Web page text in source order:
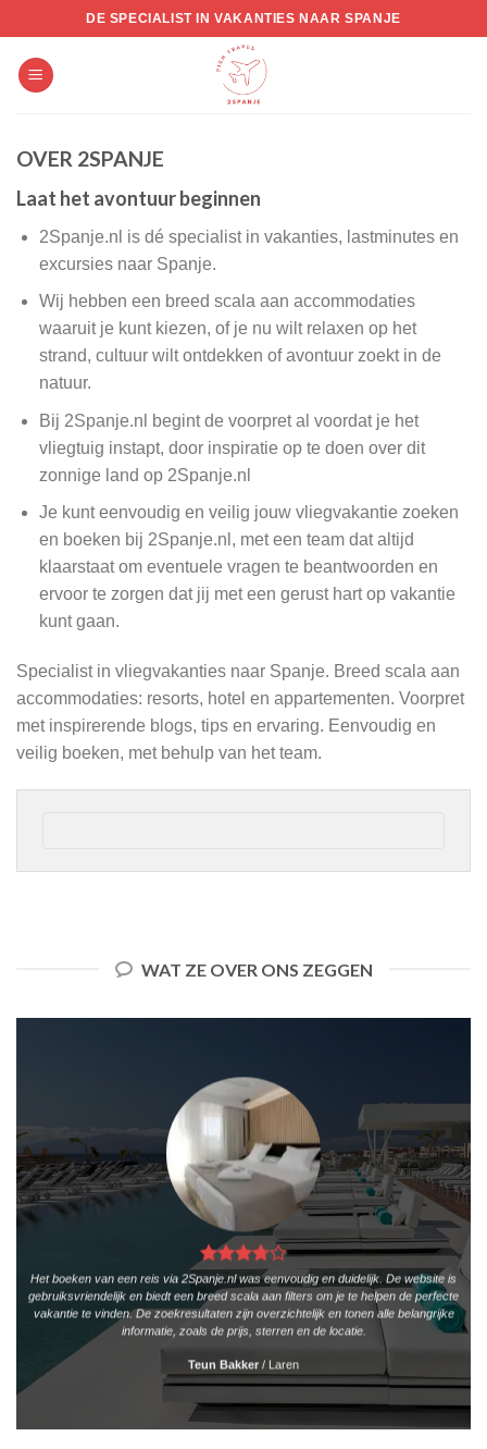
to
content
DE SPECIALIST IN VAKANTIES NAAR SPANJE
OVER 2SPANJE
Laat het avontuur beginnen
2Spanje.nl is dé specialist in vakanties, lastminutes en
excursies naar Spanje.
Wij hebben een breed scala aan accommodaties
waaruit je kunt kiezen, of je nu wilt relaxen op het
strand, cultuur wilt ontdekken of avontuur zoekt in de
natuur.
Bij 2Spanje.nl begint de voorpret al voordat je het
vliegtuig instapt, door inspiratie op te doen over dit
zonnige land op 2Spanje.nl
Je kunt eenvoudig en veilig jouw vliegvakantie zoeken
en boeken bij 2Spanje.nl, met een team dat altijd
klaarstaat om eventuele vragen te beantwoorden en
ervoor te zorgen dat jij met een gerust hart op vakantie
kunt gaan.
Specialist in vliegvakanties naar Spanje. Breed scala aan
accommodaties: resorts, hotel en appartementen. Voorpret
met inspirerende blogs, tips en ervaring. Eenvoudig en
veilig boeken, met behulp van het team.
WAT ZE OVER ONS ZEGGEN
Het boeken van een reis via 2Spanje.nl was eenvoudig en duidelijk. De website is
gebruiksvriendelijk en biedt een breed scala aan filters om je te helpen de perfecte
vakantie te vinden. De zoekresultaten zijn overzichtelijk en tonen alle belangrijke
informatie, zoals de prijs, sterren en de locatie.
Teun Bakker / Laren